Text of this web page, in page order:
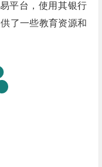
平台，使用其银行
了一些教育资源和